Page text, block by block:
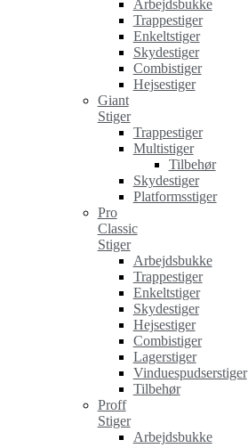
Arbejdsbukke
Trappestiger
Enkeltstiger
Skydestiger
Combistiger
Hejsestiger
Giant
Stiger
Trappestiger
Multistiger
Tilbehør
Skydestiger
Platformsstiger
Pro
Classic
Stiger
Arbejdsbukke
Trappestiger
Enkeltstiger
Skydestiger
Hejsestiger
Combistiger
Lagerstiger
Vinduespudserstiger
Tilbehør
Proff
Stiger
Arbejdsbukke